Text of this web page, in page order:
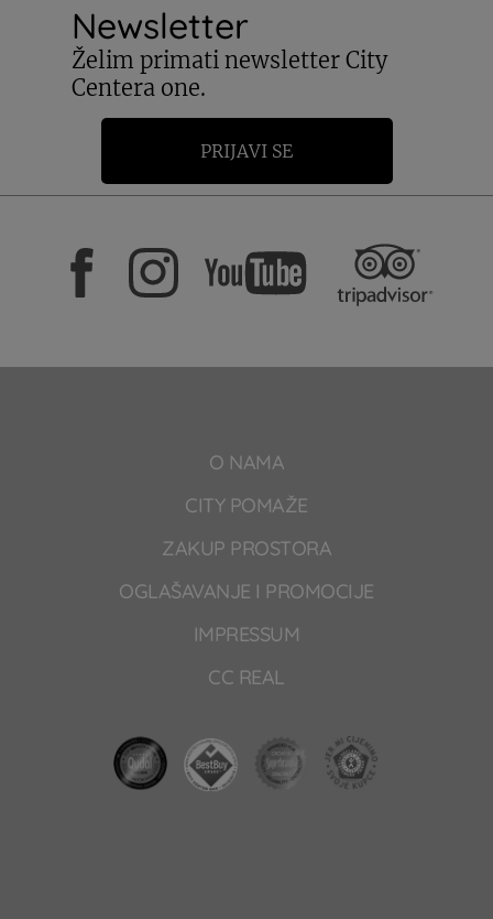
Newsletter
Želim primati newsletter City
Centera one.
PRIJAVI SE
O NAMA
CITY POMAŽE
ZAKUP PROSTORA
OGLAŠAVANJE I PROMOCIJE
IMPRESSUM
CC REAL